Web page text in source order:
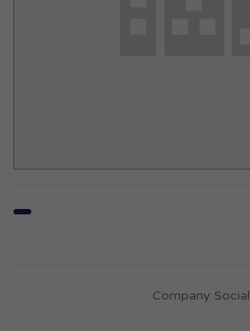
Company Social